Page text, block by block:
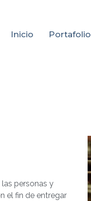
Inicio Portafolio
personas y
el fin de entregar